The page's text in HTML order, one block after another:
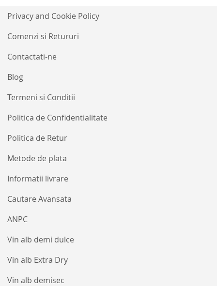
Termeni si Conditii
Politica de Confidentialitate
Politica de Retur
Metode de plata
Informatii livrare
Cautare Avansata
ANPC
Vin alb demi dulce
Vin alb Extra Dry
Vin alb demisec
Privacy and Cookie Policy
Comenzi si Retururi
Contactati-ne
Blog
Buletinele
noastre
informative